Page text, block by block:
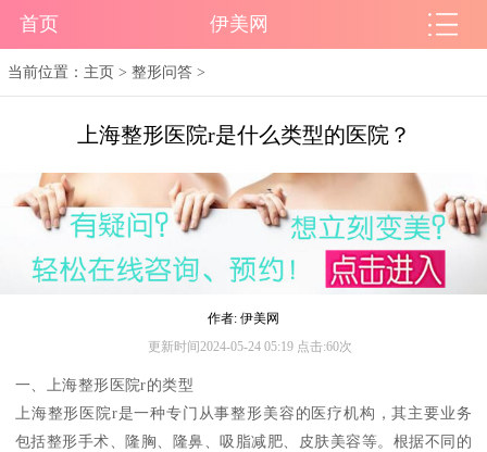
首页 伊美网
当前位置： 主页 >整形问答 >
上海整形医院r是什么类型的医院？
作者: 伊美网
更新时间2024-05-24 05:19 点击:60次
一、上海整形医院r的类型
上海整形医院r是一种专门从事整形美容的医疗机构，其主要业务
包括整形手术、隆胸、隆鼻、吸脂减肥、皮肤美容等。根据不同的